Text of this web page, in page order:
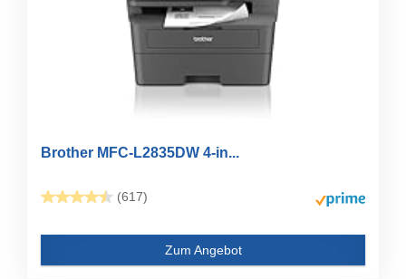
Brother MFC-L2835DW 4-in...
(617)
Zum Angebot